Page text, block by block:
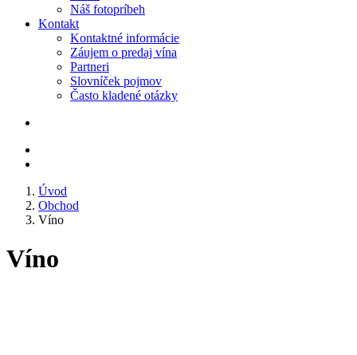
Náš fotopríbeh
Kontakt
Kontaktné informácie
Záujem o predaj vína
Partneri
Slovníček pojmov
Často kladené otázky
Úvod
Obchod
Víno
Víno